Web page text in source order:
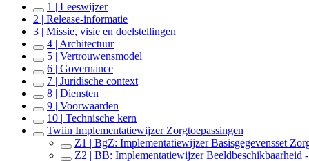
1 | Leeswijzer
2 | Release-informatie
3 | Missie, visie en doelstellingen
4 | Architectuur
5 | Vertrouwensmodel
6 | Governance
7 | Juridische context
8 | Diensten
9 | Voorwaarden
10 | Technische kern
Twiin Implementatiewijzer Zorgtoepassingen
Z1 | BgZ: Implementatiewijzer Basisgegevensset
Z2 | BB: Implementatiewijzer Beeldbeschikbaarheid